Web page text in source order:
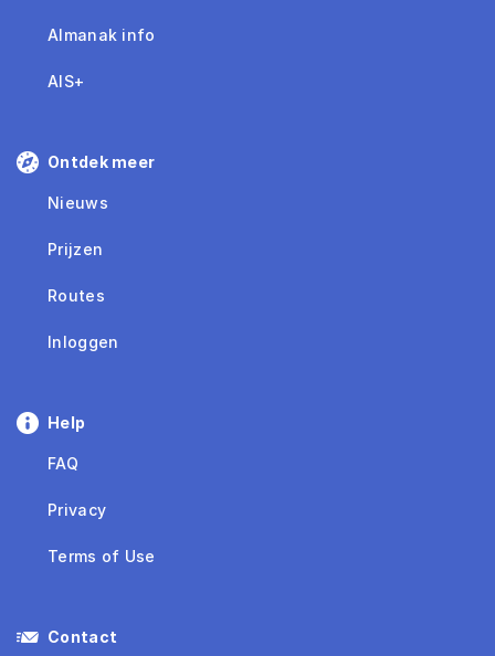
Almanak info
AIS+
Ontdek meer
Nieuws
Prijzen
Routes
Inloggen
Help
FAQ
Privacy
Terms of Use
Contact